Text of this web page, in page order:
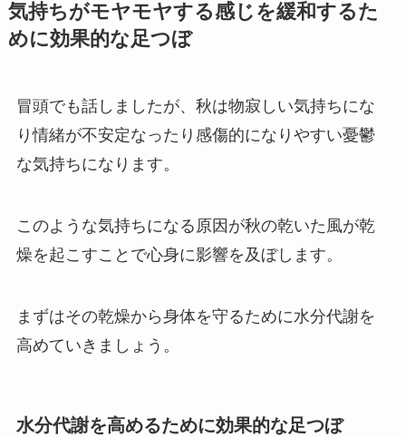
気持ちがモヤモヤする感じを緩和するた
めに効果的な足つぼ
冒頭でも話しましたが、秋は物寂しい気持ちにな
り情緒が不安定なったり感傷的になりやすい憂鬱
な気持ちになります。
このような気持ちになる原因が秋の乾いた風が乾
燥を起こすことで心身に影響を及ぼします。
まずはその乾燥から身体を守るために水分代謝を
高めていきましょう。
水分代謝を高めるために効果的な足つぼ